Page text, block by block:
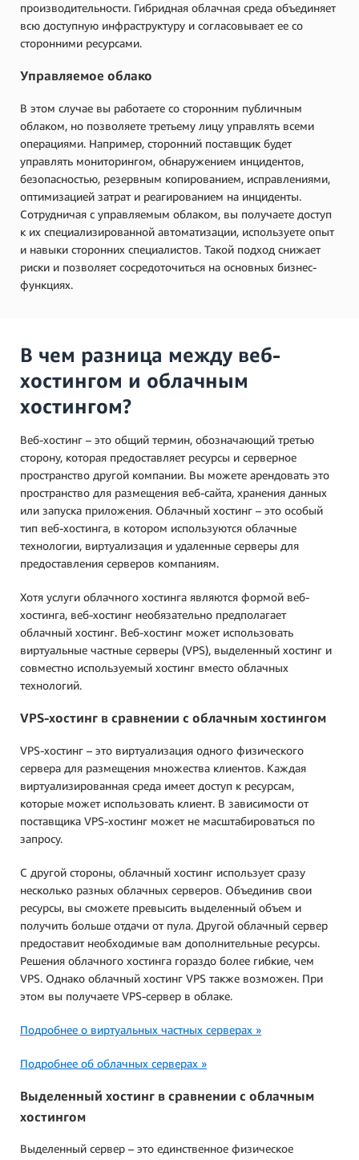
производительности. Гибридная облачная среда объединяет
всю доступную инфраструктуру и согласовывает ее со
сторонними ресурсами.
Управляемое облако
В этом случае вы работаете со сторонним публичным
облаком, но позволяете третьему лицу управлять всеми
операциями. Например, сторонний поставщик будет
управлять мониторингом, обнаружением инцидентов,
безопасностью, резервным копированием, исправлениями,
оптимизацией затрат и реагированием на инциденты.
Сотрудничая с управляемым облаком, вы получаете доступ
к их специализированной автоматизации, используете опыт
и навыки сторонних специалистов. Такой подход снижает
риски и позволяет сосредоточиться на основных бизнес-
функциях.
В чем разница между веб-
хостингом и облачным
хостингом?
Веб-хостинг – это общий термин, обозначающий третью
сторону, которая предоставляет ресурсы и серверное
пространство другой компании. Вы можете арендовать это
пространство для размещения веб-сайта, хранения данных
или запуска приложения. Облачный хостинг – это особый
тип веб-хостинга, в котором используются облачные
технологии, виртуализация и удаленные серверы для
предоставления серверов компаниям.
Хотя услуги облачного хостинга являются формой веб-
хостинга, веб-хостинг необязательно предполагает
облачный хостинг. Веб-хостинг может использовать
виртуальные частные серверы (VPS), выделенный хостинг и
совместно используемый хостинг вместо облачных
технологий.
VPS-хостинг в сравнении с облачным хостингом
VPS-хостинг – это виртуализация одного физического
сервера для размещения множества клиентов. Каждая
виртуализированная среда имеет доступ к ресурсам,
которые может использовать клиент. В зависимости от
поставщика VPS-хостинг может не масштабироваться по
запросу.
С другой стороны, облачный хостинг использует сразу
несколько разных облачных серверов. Объединив свои
ресурсы, вы сможете превысить выделенный объем и
получить больше отдачи от пула. Другой облачный сервер
предоставит необходимые вам дополнительные ресурсы.
Решения облачного хостинга гораздо более гибкие, чем
VPS. Однако облачный хостинг VPS также возможен. При
этом вы получаете VPS-сервер в облаке.
Подробнее о виртуальных частных серверах »
Подробнее об облачных серверах »
Выделенный хостинг в сравнении с облачным
хостингом
Выделенный сервер – это единственное физическое